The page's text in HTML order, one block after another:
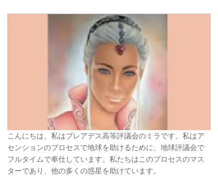
こんにちは、私はプレアデス高等評議会のミラです。私はア
センションのプロセスで地球を助けるために、地球評議会で
フルタイムで奉仕しています。私たちはこのプロセスのマス
ターであり、他の多くの惑星を助けています。